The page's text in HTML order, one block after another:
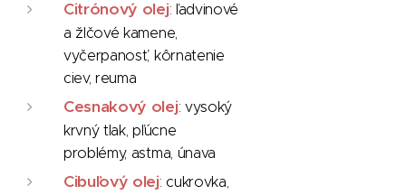
Citrónový olej: ľadvinové
a žlčové kamene,
vyčerpanosť, kôrnatenie
ciev, reuma
Cesnakový olej: vysoký
krvný tlak, pľúcne
problémy, astma, únava
Cibuľový olej: cukrovka,